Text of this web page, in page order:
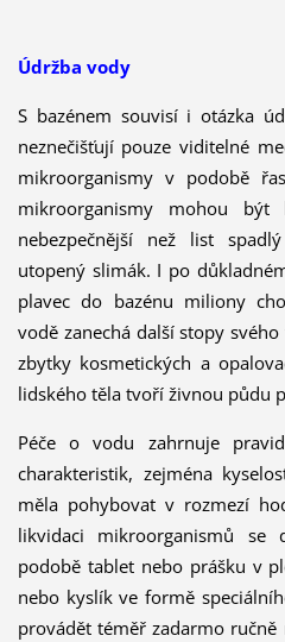
Údržba vody
S bazénem souvisí i otázka
neznečišťují pouze viditelné
mikroorganismy v podobě
mikroorganismy mohou být
nebezpečnější než list
utopený slimák. I po
plavec do bazénu miliony
vodě zanechá další stopy
zbytky kosmetických a
lidského těla tvoří živnou půdu
Péče o vodu zahrnuje
charakteristik, zejména
měla pohybovat v rozmezí
likvidaci mikroorganismů
podobě tablet nebo prášku v
nebo kyslík ve formě
provádět téměř zadarmo